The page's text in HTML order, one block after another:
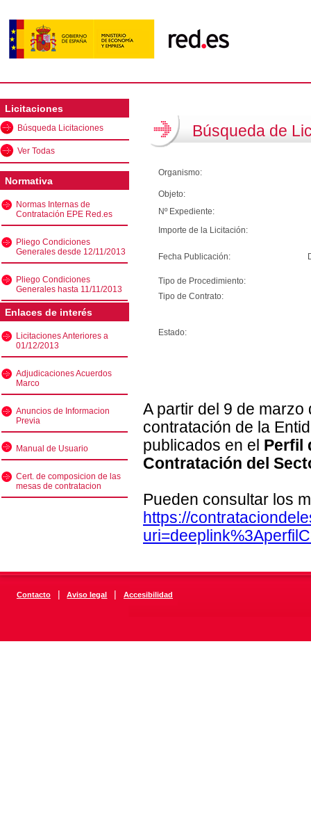
Licitaciones
Búsqueda Licitaciones
Ver Todas
Normativa
Normas Internas de
Contratación EPE Red.es
Pliego Condiciones
Generales desde 12/11/2013
Pliego Condiciones
Generales hasta 11/11/2013
Enlaces de interés
Licitaciones Anteriores a
01/12/2013
Adjudicaciones Acuerdos
Marco
Anuncios de Informacion
Previa
Manual de Usuario
Cert. de composicion de las
mesas de contratacion
Búsqueda de
Organismo:
Objeto:
Nº Expediente:
Importe de la Licitación:
Fecha Publicación:
Tipo de Procedimiento:
Tipo de Contrato:
Estado:
A partir del 9 de
contratación de la
publicados en el Perfil
Contratación del
Pueden consultar los
https://
Contacto | Aviso legal | Accesibilidad